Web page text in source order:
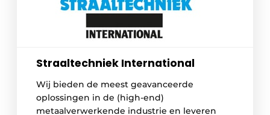
Straaltechniek International
Wij bieden de meest geavanceerde
oplossingen in de (high-end)
metaalverwerkende industrie en leveren